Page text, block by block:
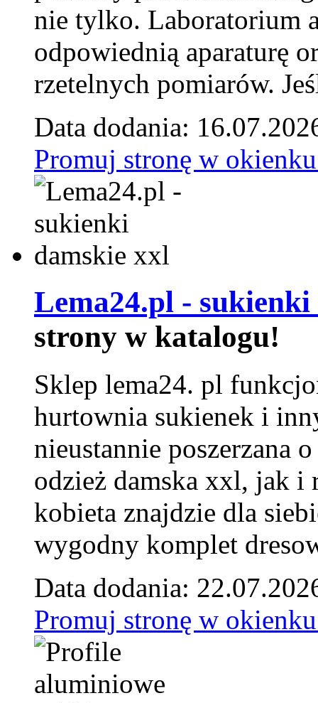
nie tylko. Laboratorium
odpowiednią aparaturę
rzetelnych pomiarów.
Data dodania:
Promuj stronę w
Lema24.pl -
strony w katalogu!
Sklep lema24. pl
hurtownia sukienek i
nieustannie poszerzana
odzież damska xxl, jak i
kobieta znajdzie dla
wygodny komplet
Data dodania:
Promuj stronę w